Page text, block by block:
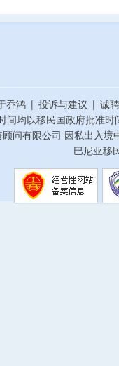
乔鸿 | 投诉与建议 | 诚
间均以移民国政府批准
问有限公司 因私出入
巴尼亚移